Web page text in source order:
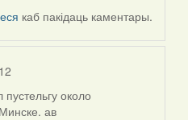
каб пакідаць каментары.
около
ав